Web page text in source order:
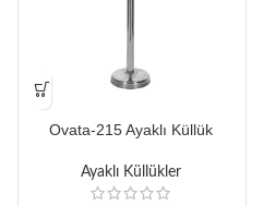
Ovata-215 Ayaklı Küllük
Ayaklı Küllükler